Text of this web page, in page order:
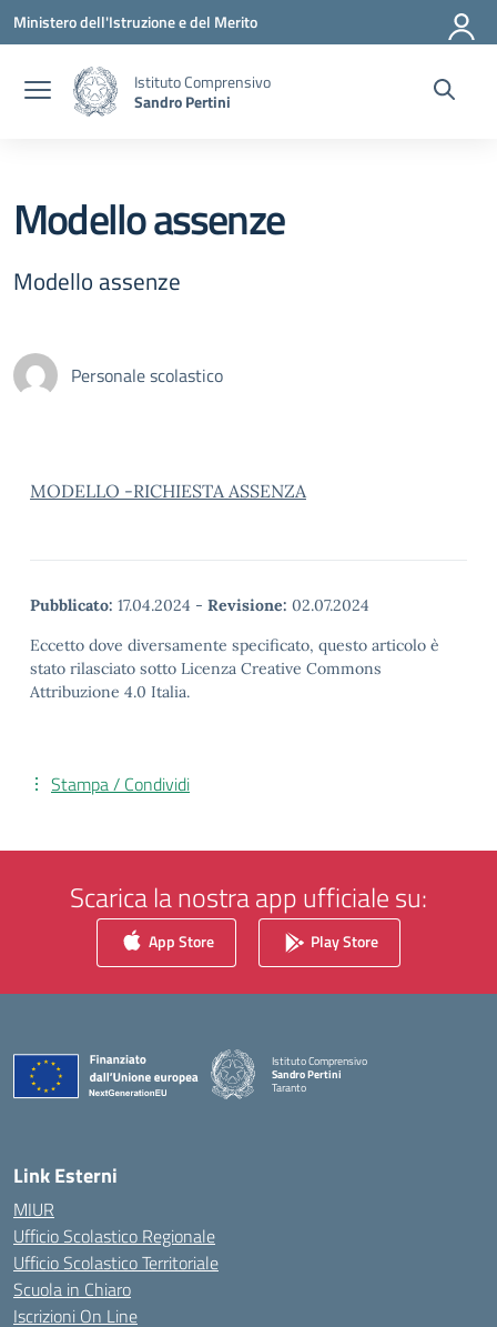
Vai ai contenuti
Vai al menu di navigazione
Vai al footer
Ministero dell'Istruzione e del Merito
Istituto Comprensivo
Sandro Pertini
Modello assenze
Modello assenze
Personale scolastico
MODELLO -RICHIESTA ASSENZA
Pubblicato: 17.04.2024 - Revisione: 02.07.2024
Eccetto dove diversamente specificato, questo articolo è
stato rilasciato sotto Licenza Creative Commons
Attribuzione 4.0 Italia.
Stampa / Condividi
Scarica la nostra app ufficiale su:
App Store Play Store
Istituto Comprensivo
Sandro Pertini
Taranto
Link Esterni
MIUR
Ufficio Scolastico Regionale
Ufficio Scolastico Territoriale
Scuola in Chiaro
Iscrizioni On Line